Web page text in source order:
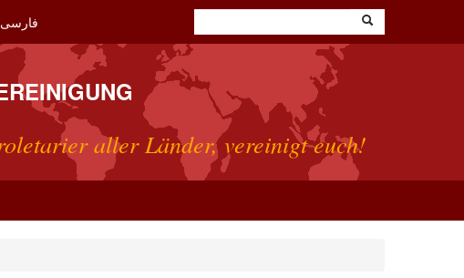
فارسی
aller Länder, vereinigt euch!